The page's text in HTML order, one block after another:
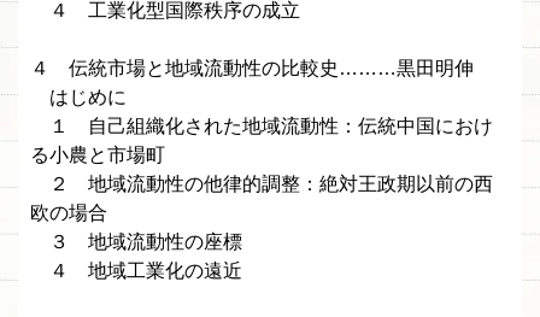
４ 工業化型国際秩序の成立
４ 伝統市場と地域流動性の比較史………黒田明伸
はじめに
１ 自己組織化された地域流動性：伝統中国におけ
る小農と市場町
２ 地域流動性の他律的調整：絶対王政期以前の西
欧の場合
３ 地域流動性の座標
４ 地域工業化の遠近